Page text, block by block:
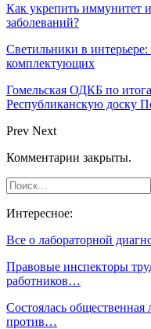
Как укрепить иммунитет
заболеваний?
Светильники в
комплектующих
Гомельская ОДКБ по
Республиканскую доску
Prev Next
Комментарии закрыты.
Интересное:
Все о лабораторной
Правовые инспекторы
работников…
Состоялась
против…